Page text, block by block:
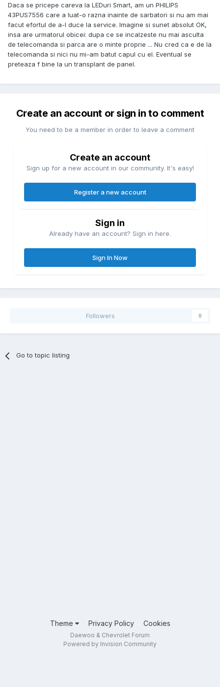
Daca se pricepe careva la LEDuri Smart, am un PHILIPS
43PUS7556 care a luat-o razna inainte de sarbatori si nu am mai
facut efortul de a-l duce la service. Imagine si sunet absolut OK,
insa are urmatorul obicei: dupa ce se incalzeste nu mai asculta
de telecomanda si parca are o minte proprie ... Nu cred ca e de la
telecomanda si nici nu mi-am batut capul cu el. Eventual se
preteaza f bine la un transplant de panel.
Create an account or sign in to comment
You need to be a member in order to leave a comment
Create an account
Sign up for a new account in our community. It's easy!
Register a new account
Sign in
Already have an account? Sign in here.
Sign In Now
Followers 0
Go to topic listing
Theme Privacy Policy Cookies
Daewoo & Chevrolet Forum
Powered by Invision Community